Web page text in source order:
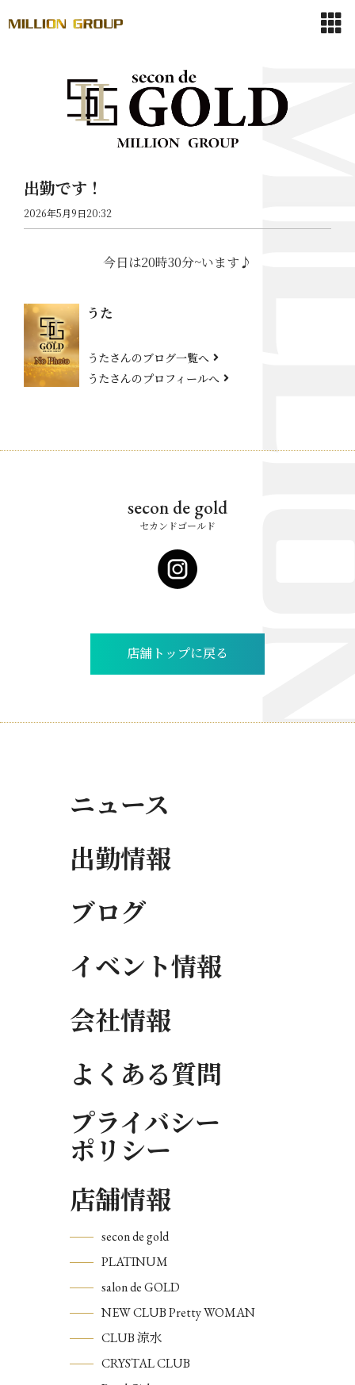
出勤です！
2026年5月9日20:32
今日は20時30分~います♪
うた
うたさんのブログ一覧へ
うたさんのプロフィールへ
secon de gold
セカンドゴールド
店舗トップに戻る
ニュース
出勤情報
ブログ
イベント情報
会社情報
よくある質問
プライバシー
ポリシー
店舗情報
secon de gold
PLATINUM
salon de GOLD
NEW CLUB Pretty WOMAN
CLUB 涼水
CRYSTAL CLUB